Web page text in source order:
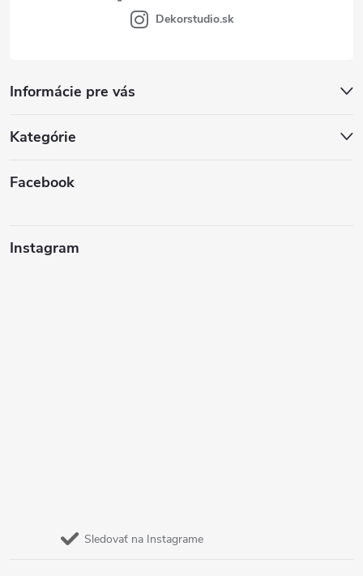
Informácie pre vás
Kategórie
Facebook
Instagram
Sledovať na Instagrame
Dekorstudio.sk